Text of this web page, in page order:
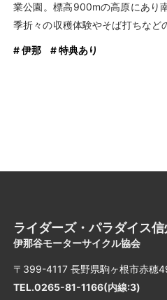
業公園。標高900mの高原にあり
季折々の収穫体験やそば打ちなど
のほか、ダチョウ牧場やBBQガー
# 伊那 # 特典あり
ライダーズ・パラダイス
伊那谷モーターサイクル協会
〒399-4117 長野県駒ヶ根市赤穂
TEL.0265-81-1166(内線:3)